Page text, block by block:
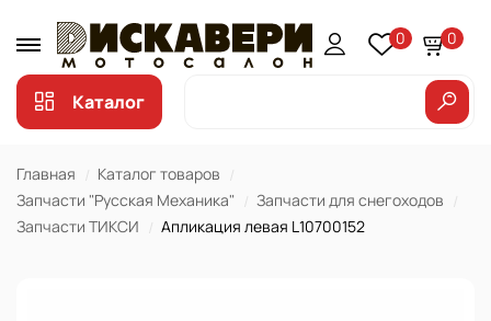
0 0
Каталог
Главная
Каталог товаров
Запчасти "Русская Механика"
Запчасти для снегоходов
Запчасти ТИКСИ
Апликация левая L10700152